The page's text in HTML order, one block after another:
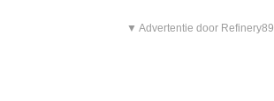
▼ Advertentie door Refinery89